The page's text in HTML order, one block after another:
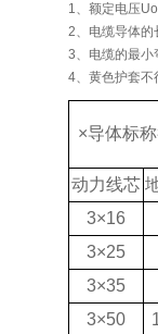
1、额定电压
2、电缆导体
3、电缆的最小
4、黄色护套不
×导体标
动力线芯
3×16
3×25
3×35
3×50